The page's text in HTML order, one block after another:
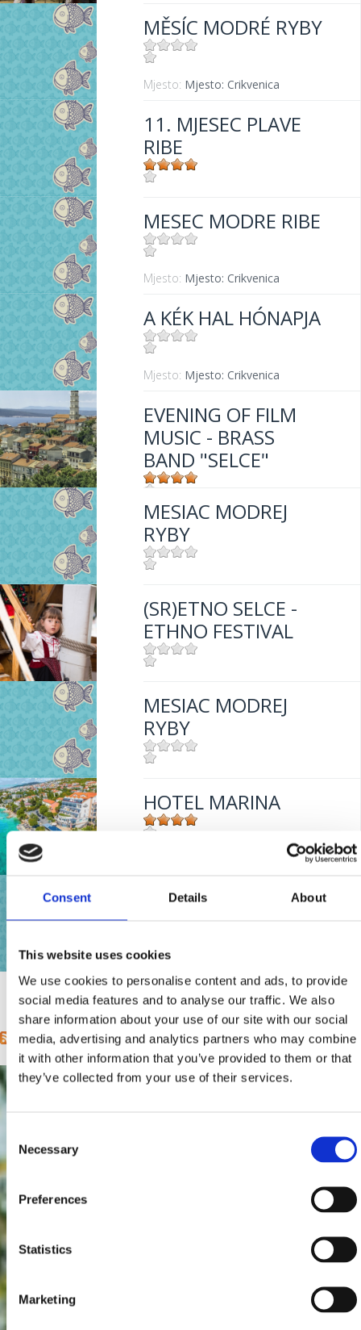
Consent Details About
This website uses cookies
We use cookies to personalise content and ads, to provide
social media features and to analyse our traffic. We also
share information about your use of our site with our social
media, advertising and analytics partners who may combine
it with other information that you’ve provided to them or that
they’ve collected from your use of their services.
Selection
Necessary
Preferences
Statistics
Marketing
MĚSÍC MODRÉ RYBY
Mjesto: Mjesto: Crikvenica
11. MJESEC PLAVE
RIBE
MESEC MODRE RIBE
Mjesto: Mjesto: Crikvenica
A KÉK HAL HÓNAPJA
Mjesto: Mjesto: Crikvenica
EVENING OF FILM
MUSIC - BRASS
BAND "SELCE"
Mjesto:Mjesto: Selce
MESIAC MODREJ
RYBY
(SR)ETNO SELCE -
ETHNO FESTIVAL
MESIAC MODREJ
RYBY
HOTEL MARINA
MIESIĄC TŁUSTEJ
Mjesto:Mjesto: Crikvenica
Stranice
1 2 3 4 5 6 7 8 9 … sljedeća › posljednja »